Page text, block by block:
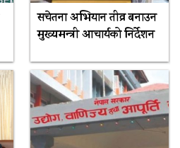
सचेतना अभियान तीव्र बनाउन
मुख्यमन्त्री आचार्यको निर्देशन